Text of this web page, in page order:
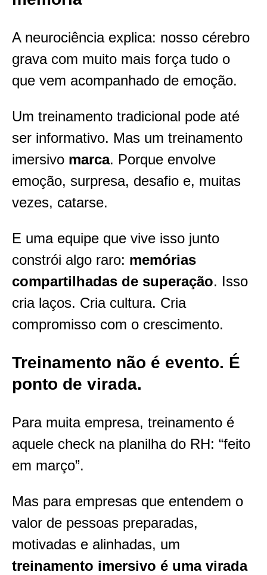
A neurociência explica: nosso cérebro
grava com muito mais força tudo o
que vem acompanhado de emoção.
Um treinamento tradicional pode até
ser informativo. Mas um treinamento
imersivo marca. Porque envolve
emoção, surpresa, desafio e, muitas
vezes, catarse.
E uma equipe que vive isso junto
constrói algo raro: memórias
compartilhadas de superação. Isso
cria laços. Cria cultura. Cria
compromisso com o crescimento.
Treinamento não é evento. É
ponto de virada.
Para muita empresa, treinamento é
aquele check na planilha do RH: “feito
em março”.
Mas para empresas que entendem o
valor de pessoas preparadas,
motivadas e alinhadas, um
treinamento imersivo é uma virada